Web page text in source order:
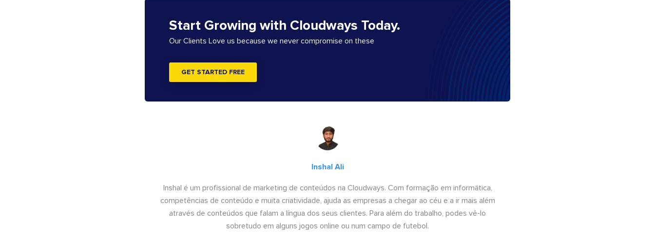
Start Growing with Cloudways Today.
Our Clients Love us because we never compromise on these
GET STARTED FREE
Inshal Ali
Inshal é um profissional de marketing de conteúdos na Cloudways. Com formação em informática,
competências de conteúdo e muita criatividade, ajuda as empresas a chegar ao céu e a ir mais além
através de conteúdos que falam a língua dos seus clientes. Para além do trabalho, podes vê-lo
sobretudo em alguns jogos online ou num campo de futebol.